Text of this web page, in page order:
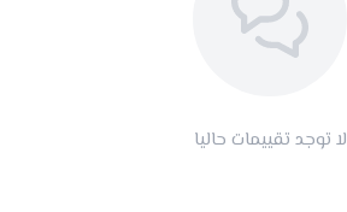
لا توجد تقييمات حاليا